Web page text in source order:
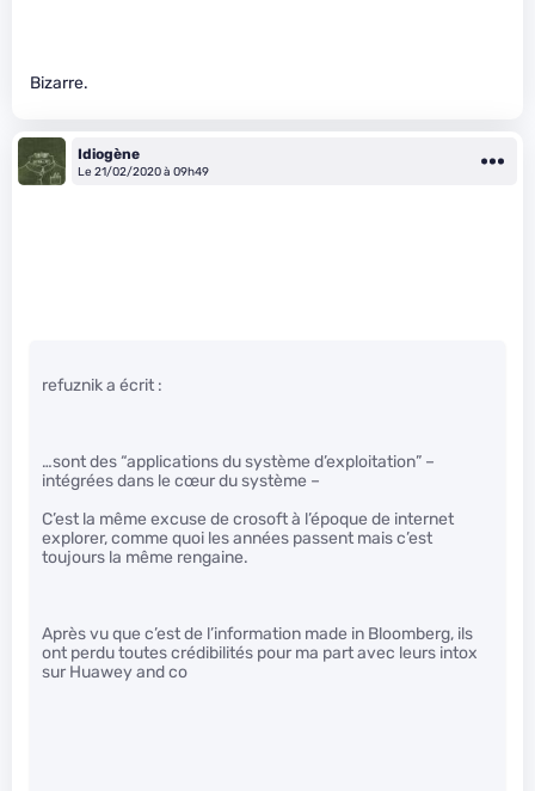
Bizarre.
Idiogène
Le 21/02/2020 à 09h49
refuznik a écrit :
…sont des “applications du système d’exploitation” –
intégrées dans le cœur du système –
C’est la même excuse de crosoft à l’époque de internet
explorer, comme quoi les années passent mais c’est
toujours la même rengaine.
Après vu que c’est de l’information made in Bloomberg, ils
ont perdu toutes crédibilités pour ma part avec leurs intox
sur Huawey and co